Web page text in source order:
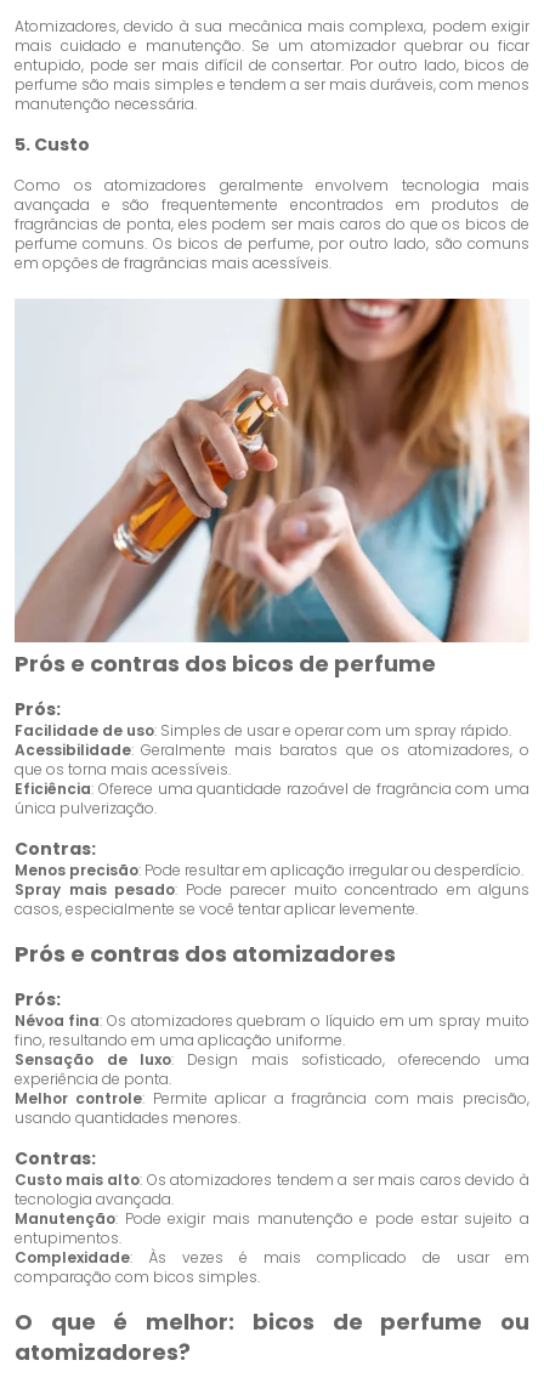
Atomizadores, devido à sua mecânica mais complexa, podem exigir
mais cuidado e manutenção. Se um atomizador quebrar ou ficar
entupido, pode ser mais difícil de consertar. Por outro lado, bicos de
perfume são mais simples e tendem a ser mais duráveis, com menos
manutenção necessária.
5. Custo
Como os atomizadores geralmente envolvem tecnologia mais
avançada e são frequentemente encontrados em produtos de
fragrâncias de ponta, eles podem ser mais caros do que os bicos de
perfume comuns. Os bicos de perfume, por outro lado, são comuns
em opções de fragrâncias mais acessíveis.
Prós e contras dos bicos de perfume
Prós:
Facilidade de uso: Simples de usar e operar com um spray rápido.
Acessibilidade: Geralmente mais baratos que os atomizadores, o
que os torna mais acessíveis.
Eficiência: Oferece uma quantidade razoável de fragrância com uma
única pulverização.
Contras:
Menos precisão: Pode resultar em aplicação irregular ou desperdício.
Spray mais pesado: Pode parecer muito concentrado em alguns
casos, especialmente se você tentar aplicar levemente.
Prós e contras dos atomizadores
Prós:
Névoa fina: Os atomizadores quebram o líquido em um spray muito
fino, resultando em uma aplicação uniforme.
Sensação de luxo: Design mais sofisticado, oferecendo uma
experiência de ponta.
Melhor controle: Permite aplicar a fragrância com mais precisão,
usando quantidades menores.
Contras:
Custo mais alto: Os atomizadores tendem a ser mais caros devido à
tecnologia avançada.
Manutenção: Pode exigir mais manutenção e pode estar sujeito a
entupimentos.
Complexidade: Às vezes é mais complicado de usar em
comparação com bicos simples.
O que é melhor: bicos de perfume ou
atomizadores?